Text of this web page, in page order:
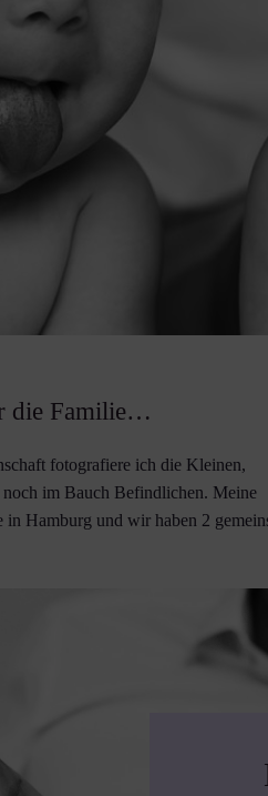
die Familie…
fotografiere ich die Kleinen,
im Bauch Befindlichen. Meine
Hamburg und wir haben 2